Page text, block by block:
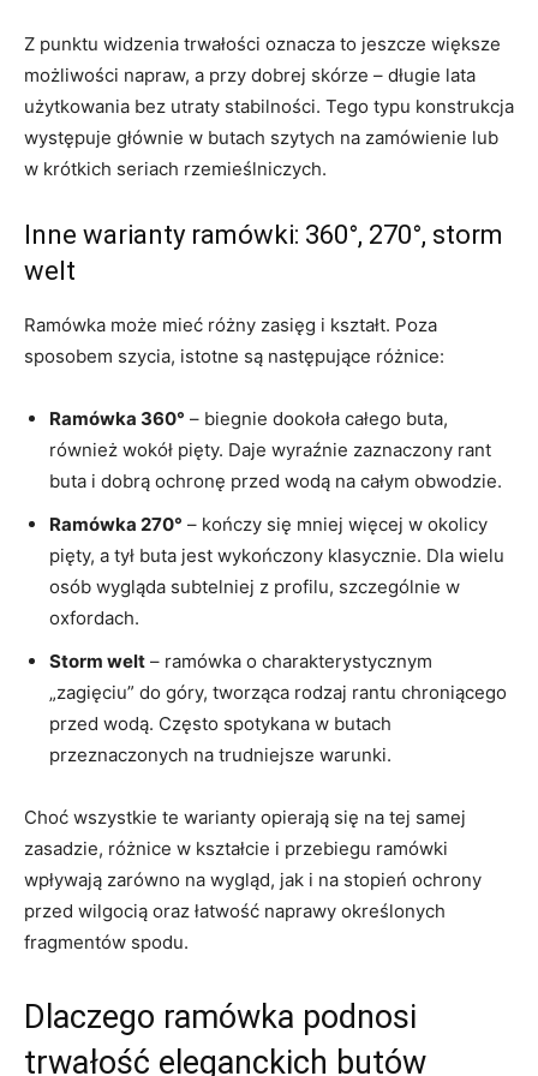
Z punktu widzenia trwałości oznacza to jeszcze większe
możliwości napraw, a przy dobrej skórze – długie lata
użytkowania bez utraty stabilności. Tego typu konstrukcja
występuje głównie w butach szytych na zamówienie lub
w krótkich seriach rzemieślniczych.
Inne warianty ramówki: 360°, 270°, storm
welt
Ramówka może mieć różny zasięg i kształt. Poza
sposobem szycia, istotne są następujące różnice:
Ramówka 360° – biegnie dookoła całego buta,
również wokół pięty. Daje wyraźnie zaznaczony rant
buta i dobrą ochronę przed wodą na całym obwodzie.
Ramówka 270° – kończy się mniej więcej w okolicy
pięty, a tył buta jest wykończony klasycznie. Dla wielu
osób wygląda subtelniej z profilu, szczególnie w
oxfordach.
Storm welt – ramówka o charakterystycznym
„zagięciu” do góry, tworząca rodzaj rantu chroniącego
przed wodą. Często spotykana w butach
przeznaczonych na trudniejsze warunki.
Choć wszystkie te warianty opierają się na tej samej
zasadzie, różnice w kształcie i przebiegu ramówki
wpływają zarówno na wygląd, jak i na stopień ochrony
przed wilgocią oraz łatwość naprawy określonych
fragmentów spodu.
Dlaczego ramówka podnosi
trwałość eleganckich butów